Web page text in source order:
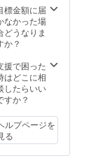
コード:
32284
）ロー
売
■SRS
10,000
円（パ
レット
付） ■
カウン
ター
32284
）ロー
ソン各
■SRS
10,000
円（パ
ンフ
付） ■
カウン
ター
席
の試合
での
コール
が出来
ケット
を購入
して頂
いてる
象にな
ります)
ご購入
は、 発
標金額に届
なかった場
どうなりま
か？
援で困った
はどこに相
したらいい
すか？
ルプページを
る